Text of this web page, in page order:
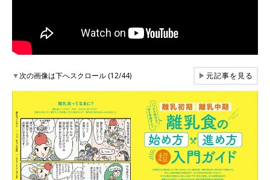
▼次の画像は下へスクロール (12/44) ▶元記事を見る